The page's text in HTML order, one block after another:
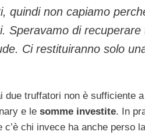
quindi non capiamo
Speravamo di
Ci restituiranno solo
truffatori non è sufficiente
e le somme investite. In
c’è chi invece ha anche perso